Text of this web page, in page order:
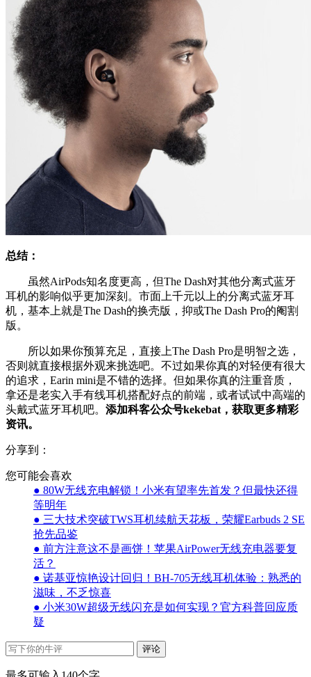
总结：
虽然AirPods知名度更高，但The Dash对其他分离式蓝牙
耳机的影响似乎更加深刻。市面上千元以上的分离式蓝牙耳
机，基本上就是The Dash的换壳版，抑或The Dash Pro的阉割
版。
所以如果你预算充足，直接上The Dash Pro是明智之选，
否则就直接根据外观来挑选吧。不过如果你真的对轻便有很大
的追求，Earin mini是不错的选择。但如果你真的注重音质，
拿还是老实入手有线耳机搭配好点的前端，或者试试中高端的
头戴式蓝牙耳机吧。 添加科客公众号kekebat，获取更多精彩
资讯。
分享到：
您可能会喜欢
● 80W无线充电解锁！小米有望率先首发？但最快还得
等明年
● 三大技术突破TWS耳机续航天花板，荣耀Earbuds 2 SE
抢先品鉴
● 前方注意这不是画饼！苹果AirPower无线充电器要复
活？
● 诺基亚惊艳设计回归！BH-705无线耳机体验：熟悉的
滋味，不乏惊喜
● 小米30W超级无线闪充是如何实现？官方科普回应质
疑
评论